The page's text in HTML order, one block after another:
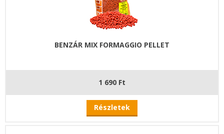
BENZÁR MIX FORMAGGIO PELLET
1 690 Ft
Részletek